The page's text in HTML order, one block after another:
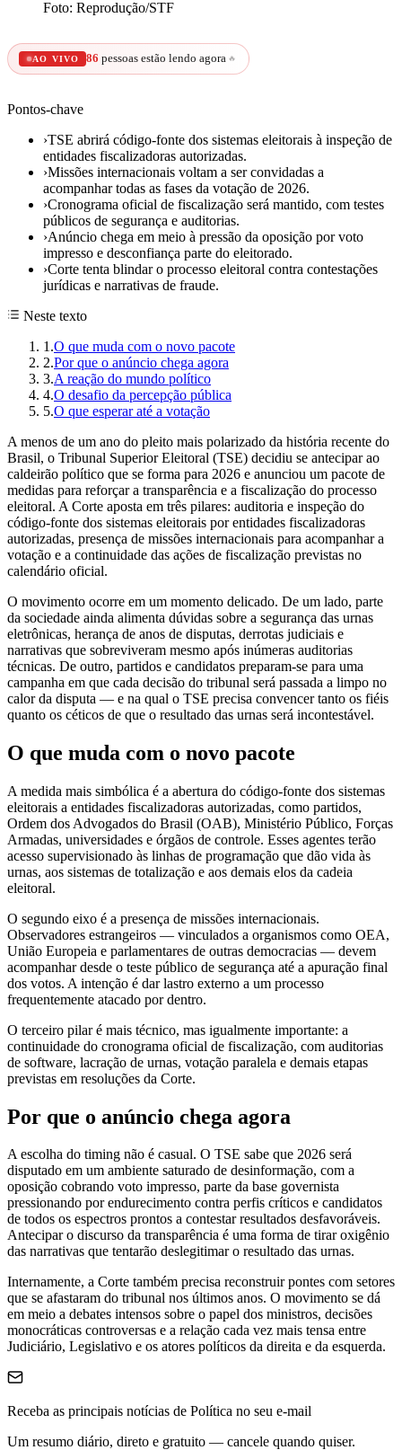
Foto: Reprodução/STF
AO VIVO 86 pessoas estão lendo agora 🔥
Pontos-chave
›TSE abrirá código-fonte dos sistemas eleitorais à inspeção de
entidades fiscalizadoras autorizadas.
›Missões internacionais voltam a ser convidadas a
acompanhar todas as fases da votação de 2026.
›Cronograma oficial de fiscalização será mantido, com testes
públicos de segurança e auditorias.
›Anúncio chega em meio à pressão da oposição por voto
impresso e desconfiança parte do eleitorado.
›Corte tenta blindar o processo eleitoral contra contestações
jurídicas e narrativas de fraude.
Neste texto
1 .O que muda com o novo pacote
2.Por que o anúncio chega agora
3.A reação do mundo político
4.O desafio da percepção pública
5.O que esperar até a votação
A menos de um ano do pleito mais polarizado da história recente do
Brasil, o Tribunal Superior Eleitoral (TSE) decidiu se antecipar ao
caldeirão político que se forma para 2026 e anunciou um pacote de
medidas para reforçar a transparência e a fiscalização do processo
eleitoral. A Corte aposta em três pilares: auditoria e inspeção do
código-fonte dos sistemas eleitorais por entidades fiscalizadoras
autorizadas, presença de missões internacionais para acompanhar a
votação e a continuidade das ações de fiscalização previstas no
calendário oficial.
O movimento ocorre em um momento delicado. De um lado, parte
da sociedade ainda alimenta dúvidas sobre a segurança das urnas
eletrônicas, herança de anos de disputas, derrotas judiciais e
narrativas que sobreviveram mesmo após inúmeras auditorias
técnicas. De outro, partidos e candidatos preparam-se para uma
campanha em que cada decisão do tribunal será passada a limpo no
calor da disputa — e na qual o TSE precisa convencer tanto os fiéis
quanto os céticos de que o resultado das urnas será incontestável.
O que muda com o novo pacote
A medida mais simbólica é a abertura do código-fonte dos sistemas
eleitorais a entidades fiscalizadoras autorizadas, como partidos,
Ordem dos Advogados do Brasil (OAB), Ministério Público, Forças
Armadas, universidades e órgãos de controle. Esses agentes terão
acesso supervisionado às linhas de programação que dão vida às
urnas, aos sistemas de totalização e aos demais elos da cadeia
eleitoral.
O segundo eixo é a presença de missões internacionais.
Observadores estrangeiros — vinculados a organismos como OEA,
União Europeia e parlamentares de outras democracias — devem
acompanhar desde o teste público de segurança até a apuração final
dos votos. A intenção é dar lastro externo a um processo
frequentemente atacado por dentro.
O terceiro pilar é mais técnico, mas igualmente importante: a
continuidade do cronograma oficial de fiscalização, com auditorias
de software, lacração de urnas, votação paralela e demais etapas
previstas em resoluções da Corte.
Por que o anúncio chega agora
A escolha do timing não é casual. O TSE sabe que 2026 será
disputado em um ambiente saturado de desinformação, com a
oposição cobrando voto impresso, parte da base governista
pressionando por endurecimento contra perfis críticos e candidatos
de todos os espectros prontos a contestar resultados desfavoráveis.
Antecipar o discurso da transparência é uma forma de tirar oxigênio
das narrativas que tentarão deslegitimar o resultado das urnas.
Internamente, a Corte também precisa reconstruir pontes com setores
que se afastaram do tribunal nos últimos anos. O movimento se dá
em meio a debates intensos sobre o papel dos ministros, decisões
monocráticas controversas e a relação cada vez mais tensa entre
Judiciário, Legislativo e os atores políticos da direita e da esquerda.
Receba as principais notícias de Política no seu e-mail
Um resumo diário, direto e gratuito — cancele quando quiser.